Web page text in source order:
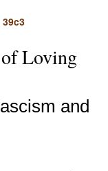
39c3
Loving
and